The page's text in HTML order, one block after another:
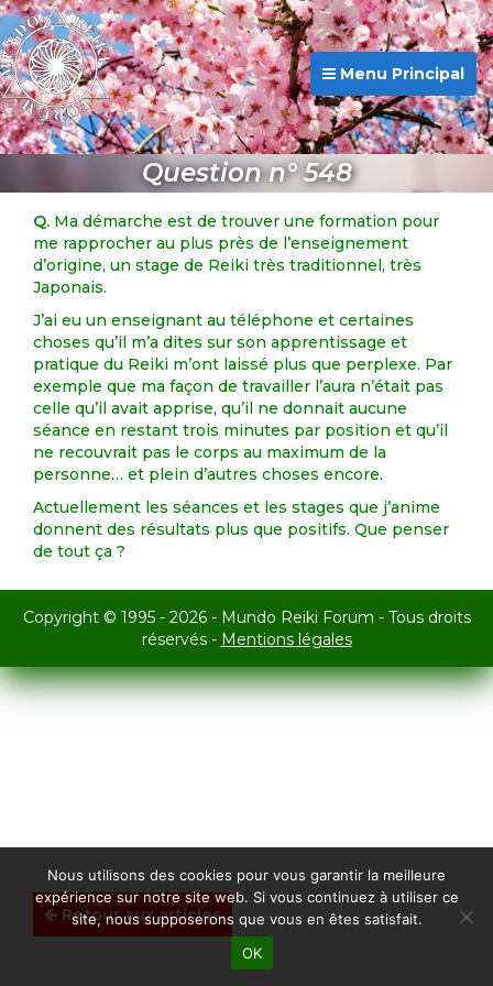
Menu Principal
Question n° 548
Retour aux articles
Q. Ma démarche est de trouver une formation pour
me rapprocher au plus près de l’enseignement
d’origine, un stage de Reiki très traditionnel, très
Japonais.
J’ai eu un enseignant au téléphone et certaines
choses qu’il m’a dites sur son apprentissage et
pratique du Reiki m’ont laissé plus que perplexe. Par
exemple que ma façon de travailler l’aura n’était pas
celle qu’il avait apprise, qu’il ne donnait aucune
séance en restant trois minutes par position et qu’il
ne recouvrait pas le corps au maximum de la
personne… et plein d’autres choses encore.
Actuellement les séances et les stages que j’anime
donnent des résultats plus que positifs. Que penser
de tout ça ?
Copyright © 1995 - 2026 - Mundo Reiki Forum - Tous droits
réservés - Mentions légales
Nous utilisons des cookies pour vous garantir la meilleure
expérience sur notre site web. Si vous continuez à utiliser ce
site, nous supposerons que vous en êtes satisfait.
OK